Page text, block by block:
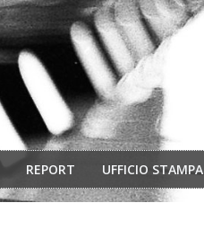
REPORT UFFICIO STAMPA